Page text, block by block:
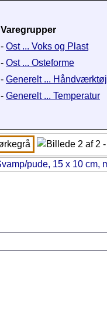
Varegrupper
- Ost ... Voks og Plast
- Ost ... Osteforme
- Generelt ... Håndværktøj
- Generelt ... Temperatur